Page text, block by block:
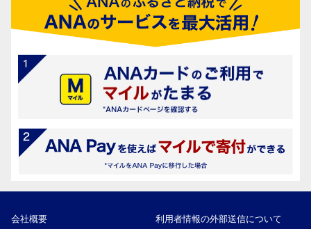
会社概要 利用者情報の外部送信について